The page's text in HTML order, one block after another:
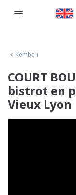
Kembali
COURT
bistrot en
Vieux Lyon